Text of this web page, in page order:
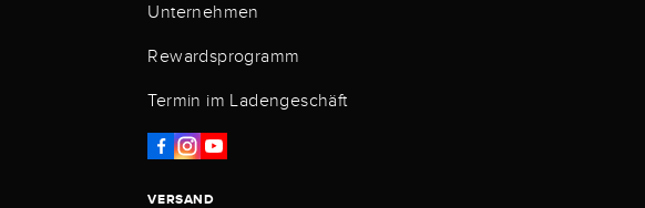
Unternehmen
Rewardsprogramm
Termin im Ladengeschäft
VERSAND